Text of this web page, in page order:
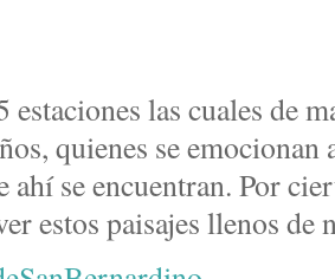
estaciones las cuales de
quienes se
ahí se encuentran. Por
estos paisajes llenos de